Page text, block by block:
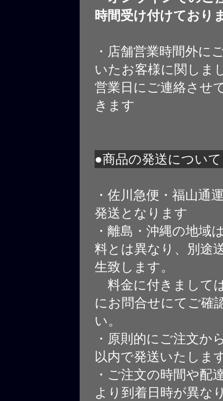
時間受け付けており
・店舗営業時間外に
いたお客様に関しま
営業日にご連絡させ
きます
●商品の発送について
・佐川急便・福山通
発送となります
・離島・沖縄の地域
料とは異なり、別途
生致します。
料金に付きまして
にお問合せにてご確
い。
・原則的にご注文か
以内で発送いたしま
・ご注文の時間や配
より到着日時が異な